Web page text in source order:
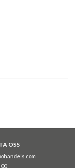
OSS
00